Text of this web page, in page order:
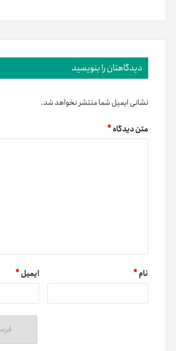
دیدگاهتان را بنویسید
نشانی ایمیل شما منتشر نخواهد شد.
متن دیدگاه*
نام* ایمیل*